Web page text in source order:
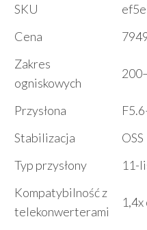
SKU
Cena
Zakres
ogniskowych
Przysłona
Stabilizacja
OSS
Typ przysłony
11-
Kompatybilność z
telekonwerterami
1,4x